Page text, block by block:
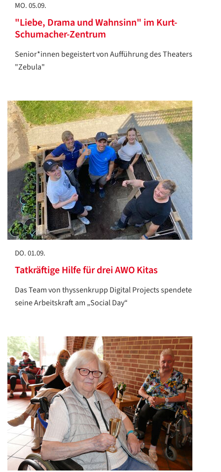
MO. 05.09.
"Liebe, Drama und Wahnsinn" im Kurt-
Schumacher-Zentrum
Senior*innen begeistert von Aufführung des Theaters
"Zebula"
DO. 01.09.
Tatkräftige Hilfe für drei AWO Kitas
Das Team von thyssenkrupp Digital Projects spendete
seine Arbeitskraft am „Social Day“